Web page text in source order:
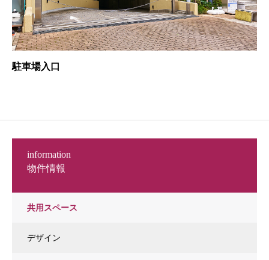
駐車場入口
物件情報
information
共用スペース
デザイン